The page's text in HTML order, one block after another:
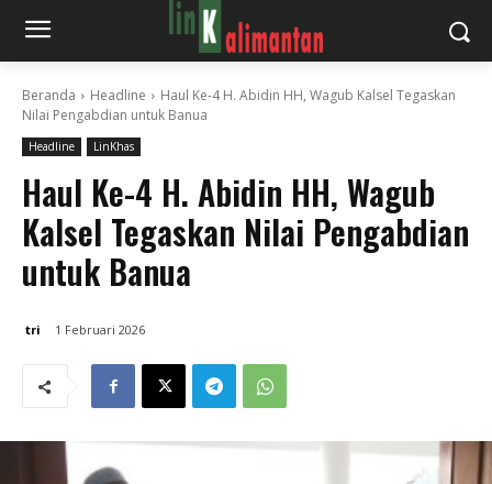
Beranda Headline
Haul Ke-4 H. Abidin HH, Wagub Kalsel Tegaskan
Nilai Pengabdian untuk Banua
Headline LinKhas
Haul Ke-4 H. Abidin HH, Wagub
Kalsel Tegaskan Nilai Pengabdian
untuk Banua
tri 1 Februari 2026